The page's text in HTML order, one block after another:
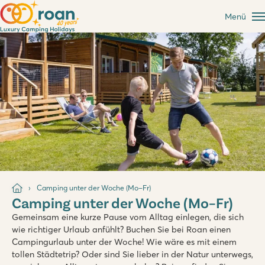
Menü
Camping unter der Woche (Mo–Fr)
Camping unter der Woche (Mo–Fr)
Gemeinsam eine kurze Pause vom Alltag einlegen, die sich
wie richtiger Urlaub anfühlt? Buchen Sie bei Roan einen
Campingurlaub unter der Woche! Wie wäre es mit einem
tollen Städtetrip? Oder sind Sie lieber in der Natur unterwegs,